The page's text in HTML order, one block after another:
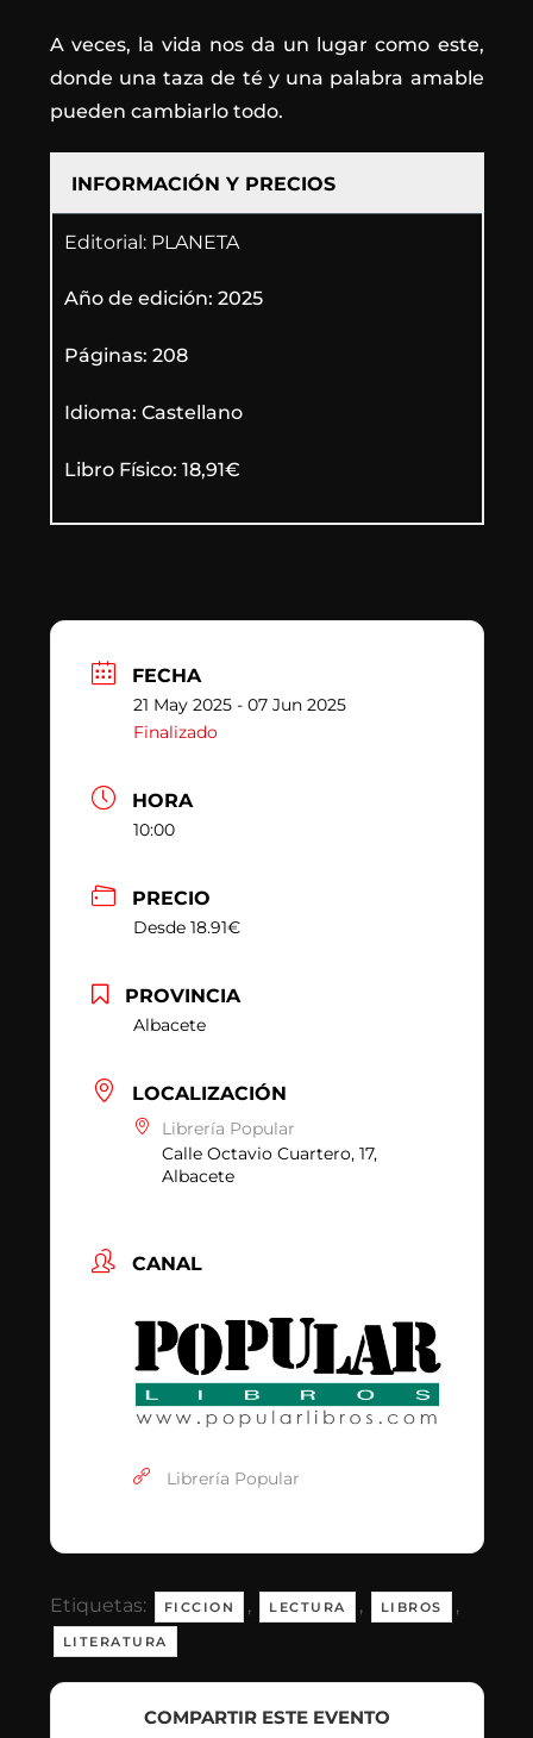
A veces, la vida nos da un lugar como este,
donde una taza de té y una palabra amable
pueden cambiarlo todo.
INFORMACIÓN Y PRECIOS
Editorial: PLANETA
Año de edición: 2025
Páginas: 208
Idioma: Castellano
Libro Físico: 18,91€
FECHA
21 May 2025- 07 Jun 2025
Finalizado
HORA
10:00
PRECIO
Desde 18.91€
PROVINCIA
Albacete
LOCALIZACIÓN
Librería Popular
Calle Octavio Cuartero, 17,
Albacete
CANAL
Librería Popular
Etiquetas: FICCION , LECTURA , LIBROS ,
LITERATURA
COMPARTIR ESTE EVENTO